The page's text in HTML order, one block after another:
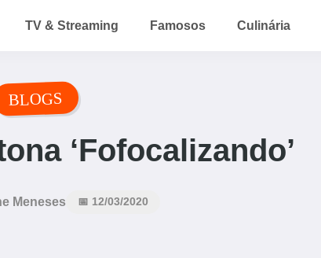
TV & Streaming Famosos Culinária
BLOGS
‘Fofocalizando’
Meneses 📅 12/03/2020